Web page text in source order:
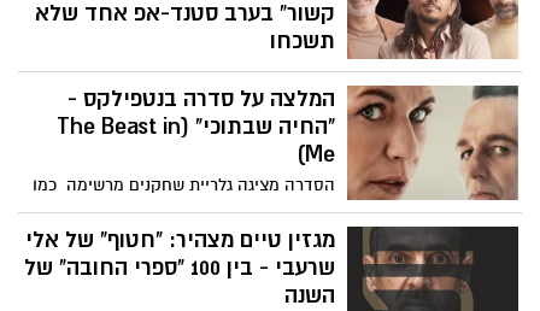
קשור” בערב סטנד-אפ אחד שלא
תשכחו
השלישייה הקומית האהובה “מה קשור”
נוחתת בקריית גת להופעה חד-פעמית
שתבטיח ערב של צחוק בלתי נשלט. אחרי
שנים של מופעים סולד-אאוט ברחבי הארץ,
וההתרגשות בעיר כבר באוויר.
המלצה על סדרה בנטפילקס -
"החיה שבתוכי" (The Beast in
Me)
הסדרה מציגה גלריית שחקנים מרשימה כמו
קלייר דיינס ומתיו ריס, שכיכב בדרמת הריגול
"האמריקאים", ג'ונתן בנקס, מ"שובר שורות"
ו"סמוך על סול" ועוד.
מגזין טיים מצהיר: "חטוף" של אלי
שרעבי - בין 100 "ספרי החובה" של
השנה